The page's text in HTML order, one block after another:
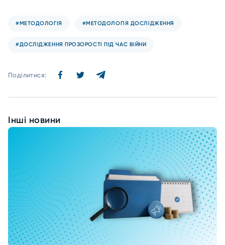
#МЕТОДОЛОГІЯ #МЕТОДОЛОГІЯ ДОСЛІДЖЕННЯ
#ДОСЛІДЖЕННЯ ПРОЗОРОСТІ ПІД ЧАС ВІЙНИ
Поділитися:
Інші новини